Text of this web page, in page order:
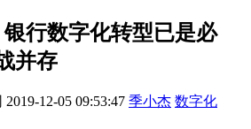
行数字化转型已是必
并存
2019-12-05 09:53:47 季小杰 数字化